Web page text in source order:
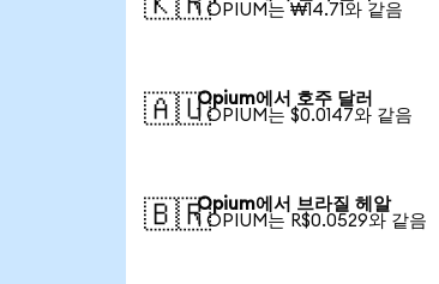
1 OPIUM는 ₩14.71와 같음
🇦🇺Opium에서 호주 달러
1 OPIUM는 $0.0147와 같음
🇧🇷Opium에서 브라질 헤알
1 OPIUM는 R$0.0529와 같음